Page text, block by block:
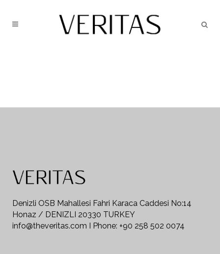
Denizli OSB Mahallesi Fahri Karaca Caddesi No:14
Honaz / DENIZLI 20330 TURKEY
info@theveritas.com I Phone: +90 258 502 0074